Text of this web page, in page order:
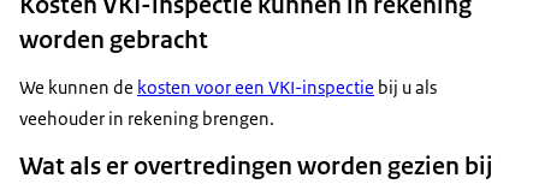
worden gebracht
We kunnen de kosten voor een VKI-inspectie bij u als
veehouder in rekening brengen.
Wat als er overtredingen worden gezien bij